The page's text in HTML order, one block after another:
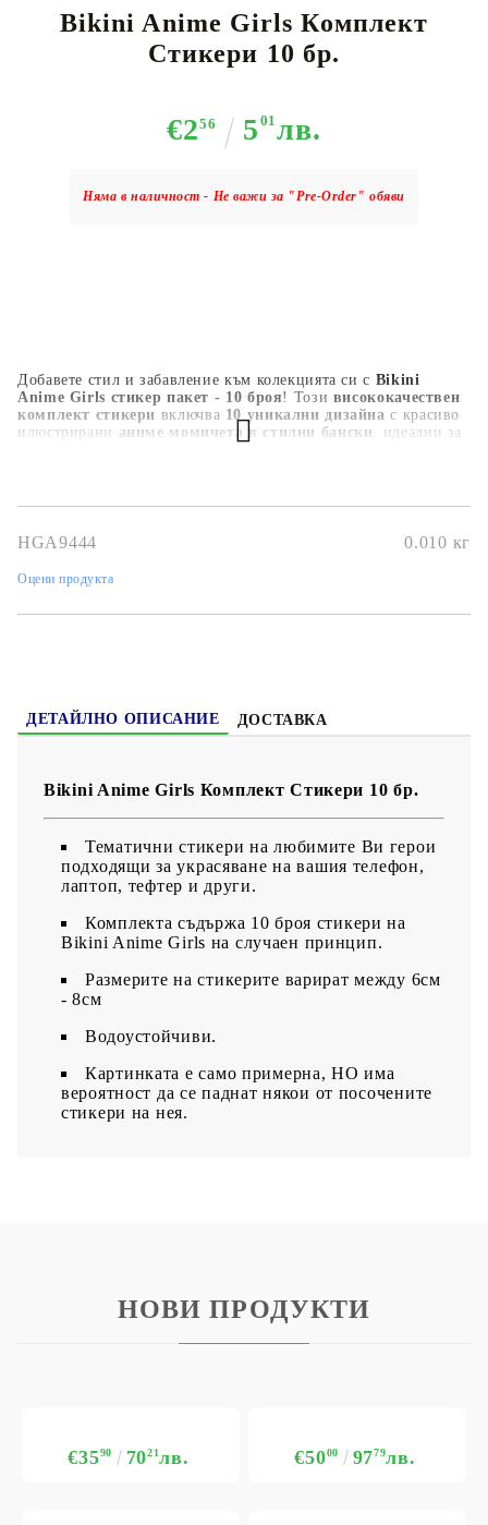
Bikini Anime Girls Комплект
Стикери 10 бр.
€256 5 01 лв.
Няма в наличност - Не важи за "Pre-Order" обяви
Добавете стил и забавление към колекцията си с Bikini
Anime Girls стикер пакет - 10 броя! Този висококачествен
комплект стикери включва 10 уникални дизайна с красиво
илюстрирани аниме момичета в стилни бански , идеални за
избледняване винил, гарантиращ дълготрайни и живи
или просто обичате впечатляващи дизайни
аниме
любимите ви вещи
HGA9444 0.010 кг
Оцени продукта
ДЕТАЙЛНО ОПИСАНИЕ ДОСТАВКА
Bikini Anime Girls Комплект Стикери 10 бр.
Тематични стикери на любимите Ви герои
подходящи за украсяване на вашия телефон,
лаптоп, тефтер и други.
Комплекта съдържа 10 броя стикери на
Bikini Anime Girls на случаен принцип.
Размерите на стикерите варират между 6см
- 8см
Водоустойчиви.
Картинката е само примерна, НО има
вероятност да се паднат някои от посочените
стикери на нея.
НОВИ ПРОДУКТИ
€3590 7021лв. €5000 9779лв.